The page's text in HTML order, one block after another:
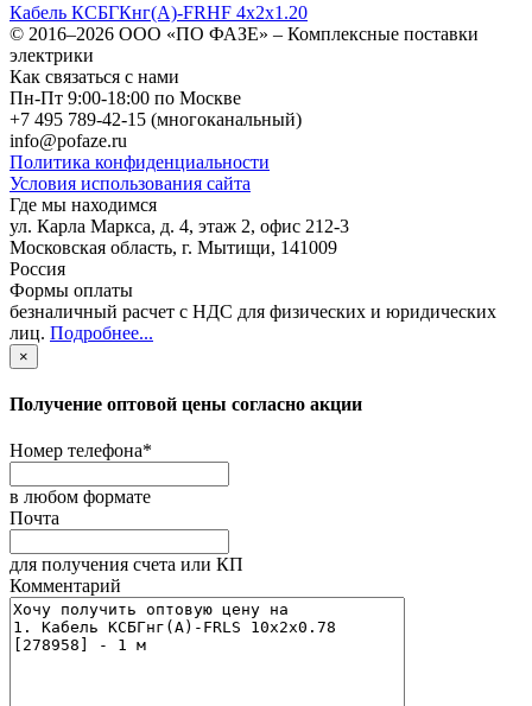
Кабель КСБГКнг(А)-FRHF 4х2х1.20
© 2016–2026 ООО «ПО ФАЗЕ» – Комплексные поставки
электрики
Как связаться с нами
Пн-Пт 9:00-18:00 по Москве
+7 495 789-42-15 (многоканальный)
info@pofaze.ru
Политика конфиденциальности
Условия использования сайта
Где мы находимся
ул. Карла Маркса, д. 4, этаж 2, офис 212-3
Московская область, г. Мытищи, 141009
Россия
Формы оплаты
безналичный расчет с НДС для физических и юридических
лиц. Подробнее...
×
Получение оптовой цены согласно акции
Номер телефона*
в любом формате
Почта
для получения счета или КП
Комментарий